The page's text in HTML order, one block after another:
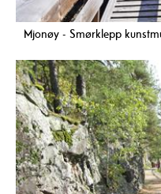
Mjonøy - Smørklepp